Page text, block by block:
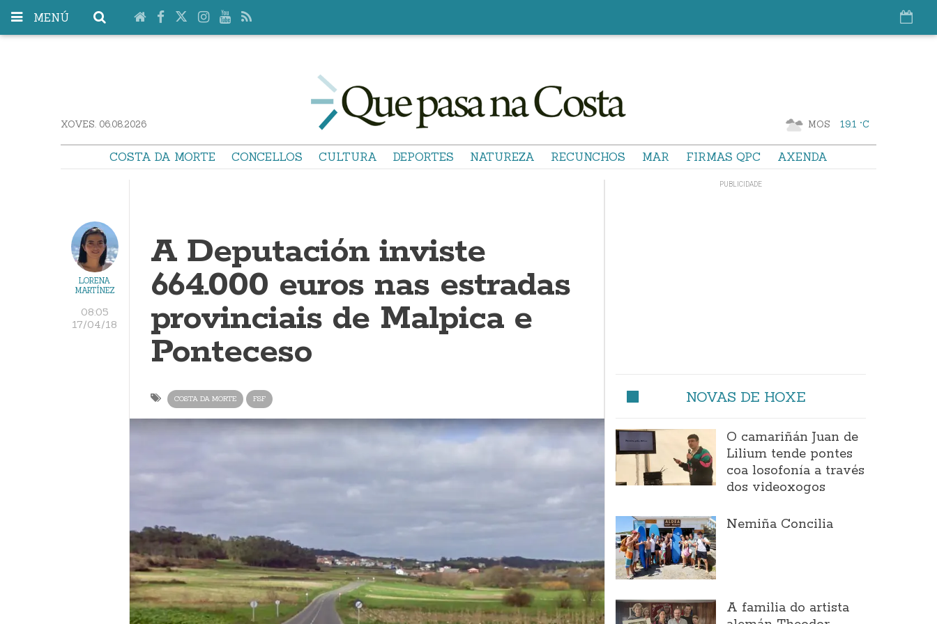
MENÚ
XOVES. 06.08.2026 MOS 19.1 °C
COSTA DA MORTE CONCELLOS CULTURA DEPORTES NATUREZA RECUNCHOS MAR FIRMAS QPC AXENDA
LORENA
MARTÍNEZ
08:05
17/04/18
A Deputación inviste
664.000 euros nas estradas
provinciais de Malpica e
Ponteceso
COSTA DA MORTE FSF NOVAS DE HOXE
O camariñán Juan de
Lilium tende pontes
coa losofonía a través
dos videoxogos
Nemiña Concilia
A familia do artista